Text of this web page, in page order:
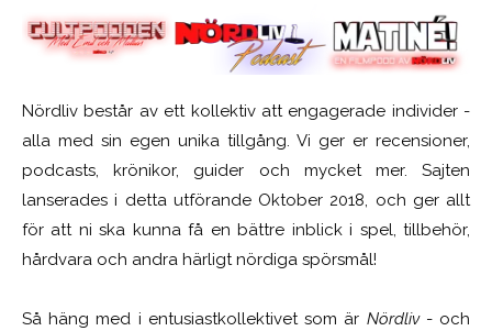
Nördliv består av ett kollektiv att engagerade individer -
alla med sin egen unika tillgång. Vi ger er recensioner,
podcasts, krönikor, guider och mycket mer. Sajten
lanserades i detta utförande Oktober 2018, och ger allt
för att ni ska kunna få en bättre inblick i spel, tillbehör,
hårdvara och andra härligt nördiga spörsmål!
Så häng med i entusiastkollektivet som är Nördliv- och